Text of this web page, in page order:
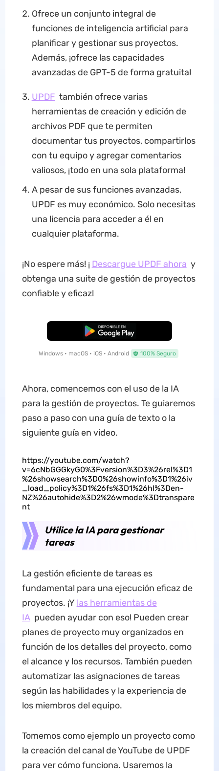
Ofrece un conjunto integral de
funciones de inteligencia artificial para
planificar y gestionar sus proyectos.
Además, ¡ofrece las capacidades
avanzadas de GPT-5 de forma gratuita!
UPDF también ofrece varias
herramientas de creación y edición de
archivos PDF que te permiten
documentar tus proyectos, compartirlos
con tu equipo y agregar comentarios
valiosos, ¡todo en una sola plataforma!
A pesar de sus funciones avanzadas,
UPDF es muy económico. Solo necesitas
una licencia para acceder a él en
cualquier plataforma.
¡No espere más! ¡ Descargue UPDF ahora y
obtenga una suite de gestión de proyectos
confiable y eficaz!
Descarga Gratuita
Windows • macOS • iOS • Android 100% Seguro
Ahora, comencemos con el uso de la IA
para la gestión de proyectos. Te guiaremos
paso a paso con una guía de texto o la
siguiente guía en video.
https://youtube.com/watch?
v=6cNbGGGkyG0%3Fversion%3D3%26rel%3D1
%26showsearch%3D0%26showinfo%3D1%26iv
_load_policy%3D1%26fs%3D1%26hl%3Den-
NZ%26autohide%3D2%26wmode%3Dtranspare
nt
Utilice la IA para gestionar
tareas
La gestión eficiente de tareas es
fundamental para una ejecución eficaz de
proyectos. ¡Y las herramientas de
IApueden ayudar con eso! Pueden crear
planes de proyecto muy organizados en
función de los detalles del proyecto, como
el alcance y los recursos. También pueden
automatizar las asignaciones de tareas
según las habilidades y la experiencia de
los miembros del equipo.
Tomemos como ejemplo un proyecto como
la creación del canal de YouTube de UPDF
para ver cómo funciona. Usaremos la